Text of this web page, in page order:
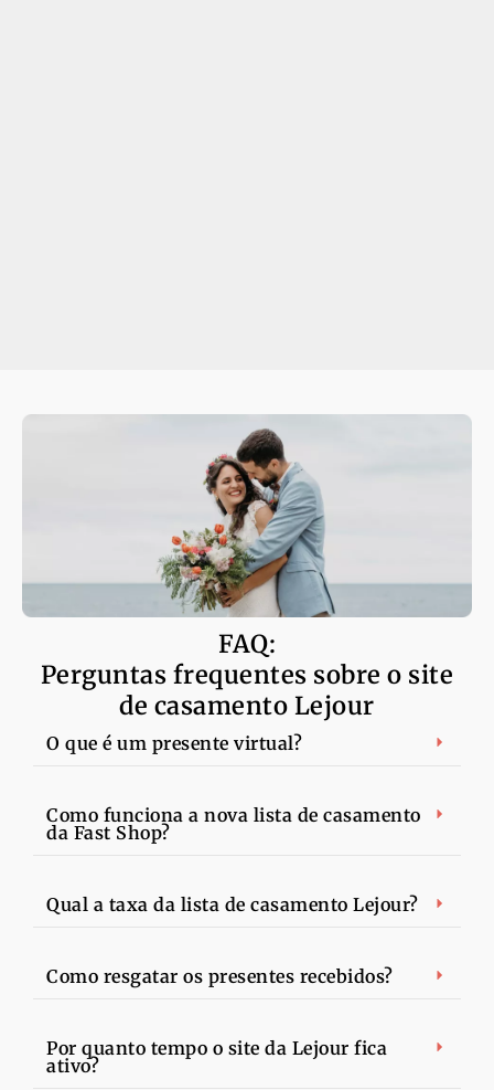
FAQ:
Perguntas frequentes sobre o site
de casamento Lejour
O que é um presente virtual?
Como funciona a nova lista de casamento
da Fast Shop?
Qual a taxa da lista de casamento Lejour?
Como resgatar os presentes recebidos?
Por quanto tempo o site da Lejour fica
ativo?